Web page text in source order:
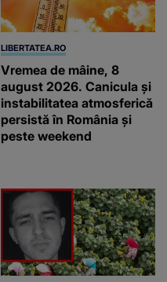
LIBERTATEA.RO
Vremea de mâine, 8
august 2026. Canicula și
instabilitatea atmosferică
persistă în România și
peste weekend